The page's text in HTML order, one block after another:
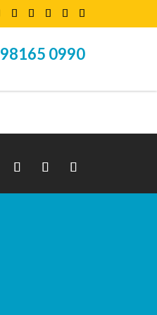
98165 0990